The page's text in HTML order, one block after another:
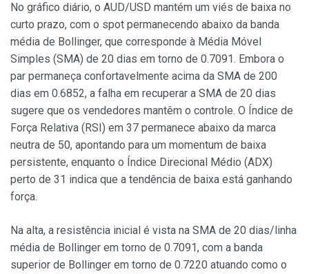
No gráfico diário, o AUD/USD mantém um viés de baixa no
curto prazo, com o spot permanecendo abaixo da banda
média de Bollinger, que corresponde à Média Móvel
Simples (SMA) de 20 dias em torno de 0.7091. Embora o
par permaneça confortavelmente acima da SMA de 200
dias em 0.6852, a falha em recuperar a SMA de 20 dias
sugere que os vendedores mantêm o controle. O Índice de
Força Relativa (RSI) em 37 permanece abaixo da marca
neutra de 50, apontando para um momentum de baixa
persistente, enquanto o Índice Direcional Médio (ADX)
perto de 31 indica que a tendência de baixa está ganhando
força.
Na alta, a resistência inicial é vista na SMA de 20 dias/linha
média de Bollinger em torno de 0.7091, com a banda
superior de Bollinger em torno de 0.7220 atuando como o